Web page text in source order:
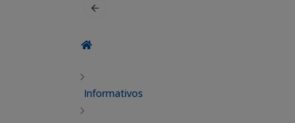
Informativos